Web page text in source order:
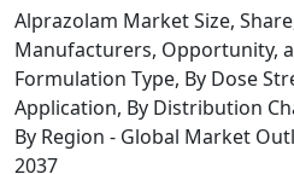
Alprazolam Market Size,
Manufacturers, Opportunity,
Formulation Type, By Dose
Application, By Distribution
By Region - Global Market
2037